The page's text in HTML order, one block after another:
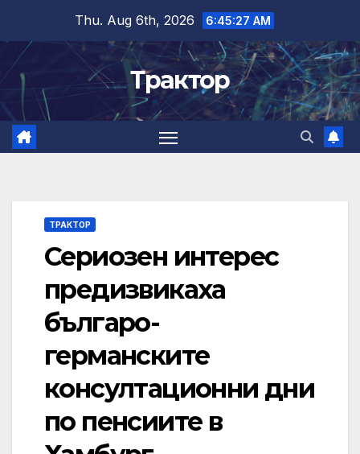
content
Thu. Aug 6th, 2026 6:45:28 AM
Трактор
ТРАКТОР
Сериозен интерес
предизвикаха
българо-
германските
консултационни дни
по пенсиите в